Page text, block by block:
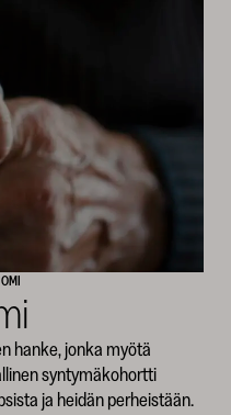
hanke, jonka myötä
syntymäkohortti
ja heidän perheistään.